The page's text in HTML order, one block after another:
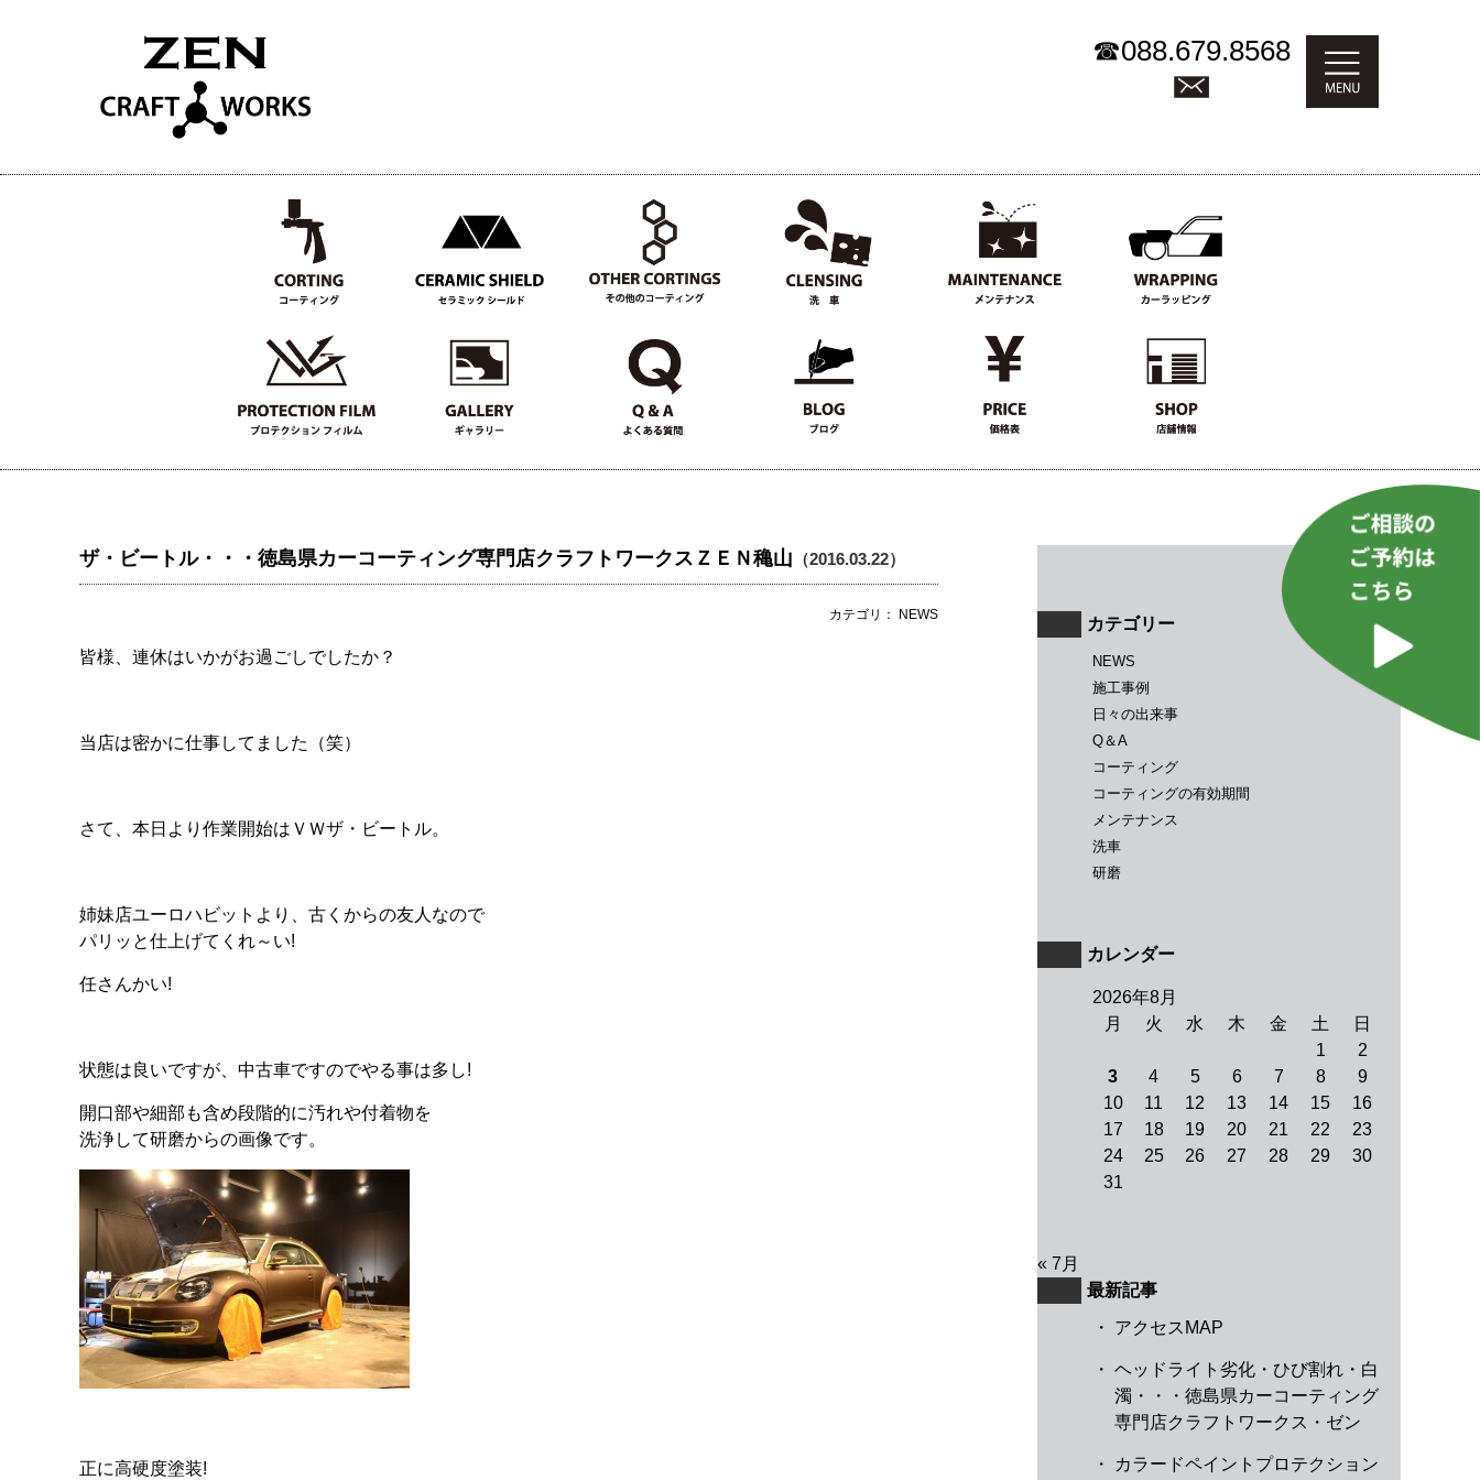
☎088.679.8568
ザ・ビートル・・・徳島県カーコーティング専門店クラフトワークスＺＥＮ穐山 （2016.03.22）
カテゴリ： NEWS
皆様、連休はいかがお過ごしでしたか？
当店は密かに仕事してました（笑）
さて、本日より作業開始はＶＷザ・ビートル。
姉妹店ユーロハビットより、古くからの友人なので
パリッと仕上げてくれ～い!
任さんかい!
状態は良いですが、中古車ですのでやる事は多し!
開口部や細部も含め段階的に汚れや付着物を
洗浄して研磨からの画像です。
正に高硬度塗装!
カテゴリー
NEWS
施工事例
日々の出来事
Q＆A
コーティング
コーティングの有効期間
メンテナンス
洗車
研磨
カレンダー
2026年8月
月
火 水 木 金 土
日
1
2
3
4 5 6 7 8
9
10
11 12 13 14 15
16
17
18 19 20 21 22
23
24
25 26 27 28 29
30
31
« 7月
最新記事
・
アクセスMAP
・ ヘッドライト劣化・ひび割れ・白
濁・・・徳島県カーコーティング
専門店クラフトワークス・ゼン
・
カラードペイントプロテクション